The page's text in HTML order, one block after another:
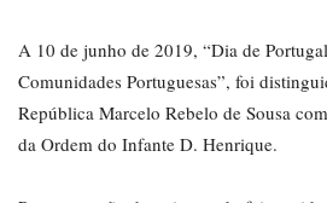
A 10 de junho de 2019, “Dia de
Comunidades Portuguesas”, foi
República Marcelo Rebelo de Sousa
da Ordem do Infante D. Henrique.